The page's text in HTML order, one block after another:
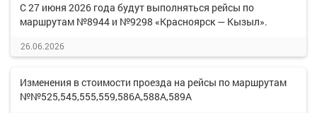
С 27 июня 2026 года будут выполняться рейсы по
маршрутам №8944 и №9298 «Красноярск — Кызыл».
26.06.2026
Изменения в стоимости проезда на рейсы по маршрутам
№№525,545,555,559,586А,588А,589А